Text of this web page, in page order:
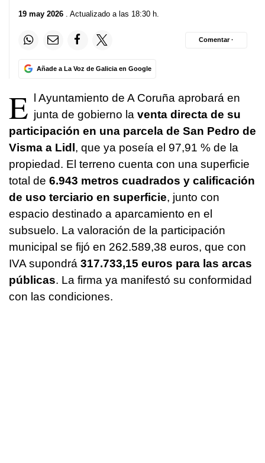
19 may 2026 . Actualizado a las 18:30 h.
Añade a La Voz de Galicia en Google
Comentar ·
E l Ayuntamiento de A Coruña aprobará en
junta de gobierno la venta directa de su
participación en una parcela de San Pedro de
Visma a Lidl, que ya poseía el 97,91 % de la
propiedad. El terreno cuenta con una superficie
total de 6.943 metros cuadrados y calificación
de uso terciario en superficie, junto con
espacio destinado a aparcamiento en el
subsuelo. La valoración de la participación
municipal se fijó en 262.589,38 euros, que con
IVA supondrá 317.733,15 euros para las arcas
públicas. La firma ya manifestó su conformidad
con las condiciones.